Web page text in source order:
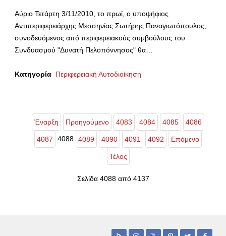
Αύριο Τετάρτη 3/11/2010, το πρωϊ, ο υποψήφιος
Αντιπεριφερειάρχης Μεσσηνίας Σωτήρης Παναγιωτόπουλος,
συνοδευόμενος από περιφερειακούς συμβούλους του
Συνδυασμού "Δυνατή Πελοπόννησος" θα…
Κατηγορία Περιφερειακή Αυτοδιοίκηση
Έναρξη Προηγούμενο 4083 4084 4085 4086
4087 4088 4089 4090 4091 4092 Επόμενο
Τέλος
Σελίδα 4088 από 4137